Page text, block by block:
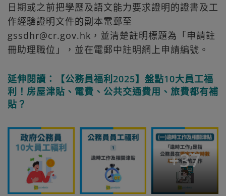
日期或之前把學歷及語文能力要求證明的證書及工
作經驗證明文件的副本電郵至
gssdhr@cr.gov.hk，並清楚註明標題為「申請註
冊助理職位」，並在電郵中註明網上申請編號。
延伸閱讀：【公務員福利2025】盤點10大員工福
利！房屋津貼、電費、公共交通費用、旅費都有補
貼？
+37